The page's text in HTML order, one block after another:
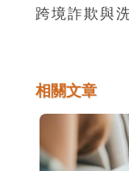
跨境詐欺與
相關文章